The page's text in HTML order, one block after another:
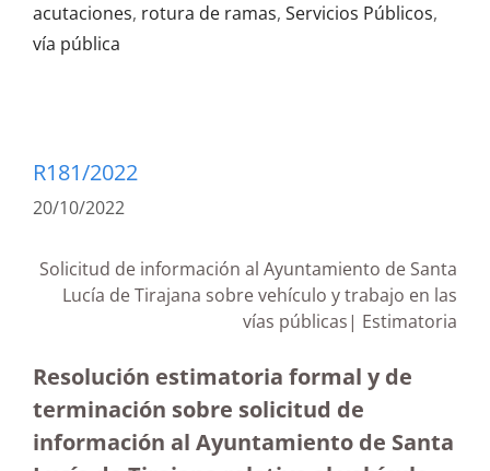
acutaciones, rotura de ramas, Servicios Públicos,
vía pública
R181/2022
20/10/2022
Solicitud de información al Ayuntamiento de Santa
Lucía de Tirajana sobre vehículo y trabajo en las
vías públicas| Estimatoria
Resolución estimatoria formal y de
terminación sobre solicitud de
información al Ayuntamiento de Santa